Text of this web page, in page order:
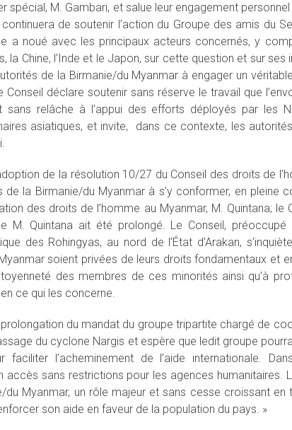
spécial, M. Gambari, et salue leur engagement
continuera de soutenir l’action du Groupe des amis du
a noué avec les principaux acteurs concernés, y
la Chine, l’Inde et le Japon, sur cette question et sur
de la Birmanie/du Myanmar à engager un
déclare soutenir sans réserve le travail que
sans relâche à l’appui des efforts déployés par les
asiatiques, et invite, dans ce contexte, les
de la résolution 10/27 du Conseil des droits de
de la Birmanie/du Myanmar à s’y conformer, en pleine
des droits de l’homme au Myanmar, M. Quintana; le
M. Quintana ait été prolongé. Le Conseil,
des Rohingyas, au nord de l’État d’Arakan,
soient privées de leurs droits fondamentaux et
des membres de ces minorités ainsi qu’à
ce qui les concerne.
du mandat du groupe tripartite chargé de
du cyclone Nargis et espère que ledit groupe
l’acheminement de l’aide internationale.
accès sans restrictions pour les agences humanitaires.
du Myanmar, un rôle majeur et sans cesse croissant en
son aide en faveur de la population du pays. »